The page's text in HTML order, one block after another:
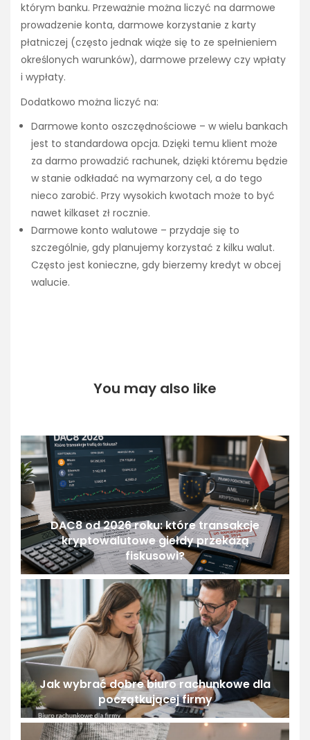
którym banku. Przeważnie można liczyć na darmowe
prowadzenie konta, darmowe korzystanie z karty
płatniczej (często jednak wiąże się to ze spełnieniem
określonych warunków), darmowe przelewy czy wpłaty
i wypłaty.
Dodatkowo można liczyć na:
Darmowe konto oszczędnościowe – w wielu bankach
jest to standardowa opcja. Dzięki temu klient może
za darmo prowadzić rachunek, dzięki któremu będzie
w stanie odkładać na wymarzony cel, a do tego
nieco zarobić. Przy wysokich kwotach może to być
nawet kilkaset zł rocznie.
Darmowe konto walutowe – przydaje się to
szczególnie, gdy planujemy korzystać z kilku walut.
Często jest konieczne, gdy bierzemy kredyt w obcej
walucie.
You may also like
DAC8 od 2026 roku: które transakcje
kryptowalutowe giełdy przekażą
fiskusowi?
Jak wybrać dobre biuro rachunkowe dla
początkującej firmy